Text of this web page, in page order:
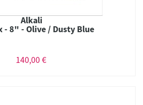
Alkali
- 8" - Olive / Dusty Blue
140,00 €